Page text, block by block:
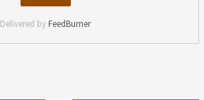
Delivered by FeedBurner